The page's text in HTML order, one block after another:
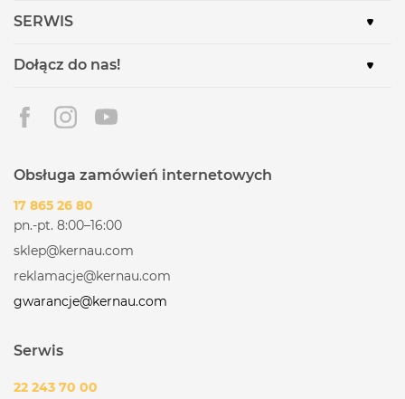
SERWIS
Dołącz do nas!
Obsługa zamówień internetowych
17 865 26 80
pn.-pt. 8:00–16:00
sklep@kernau.com
reklamacje@kernau.com
gwarancje@kernau.com
Serwis
22 243 70 00